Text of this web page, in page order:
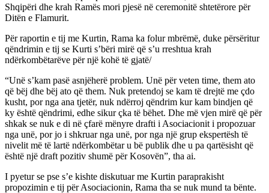
Shqipëri dhe krah Ramës mori pjesë në ceremonitë shtetërore për
Ditën e Flamurit.
Për raportin e tij me Kurtin, Rama ka folur mbrëmë, duke përsëritur
qëndrimin e tij se Kurti s’bëri mirë që s’u rreshtua krah
ndërkombëtarëve për një kohë të gjatë/
“Unë s’kam pasë asnjëherë problem. Unë për veten time, them ato
që bëj dhe bëj ato që them. Nuk pretendoj se kam të drejtë me çdo
kusht, por nga ana tjetër, nuk ndërroj qëndrim kur kam bindjen që
ky është qëndrimi, edhe sikur çka të bëhet. Dhe më vjen mirë që për
shkak se nuk e di në çfarë mënyre drafti i Asociacionit i propozuar
nga unë, por jo i shkruar nga unë, por nga një grup ekspertësh të
nivelit më të lartë ndërkombëtar u bë publik dhe u pa qartësisht që
është një draft pozitiv shumë për Kosovën”, tha ai.
I pyetur se pse s’e kishte diskutuar me Kurtin paraprakisht
propozimin e tij për Asociacionin, Rama tha se nuk mund ta bënte.